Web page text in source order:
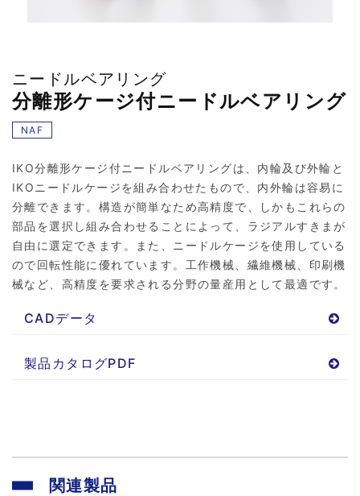
ニードルベアリング
分離形ケージ付ニードルベアリング
NAF
IKO分離形ケージ付ニードルベアリングは、内輪及び外輪と
IKOニードルケージを組み合わせたもので、内外輪は容易に
分離できます。構造が簡単なため高精度で、しかもこれらの
部品を選択し組み合わせることによって、ラジアルすきまが
自由に選定できます。また、ニードルケージを使用している
ので回転性能に優れています。工作機械、繊維機械、印刷機
械など、高精度を要求される分野の量産用として最適です。
CADデータ
製品カタログPDF
関連製品